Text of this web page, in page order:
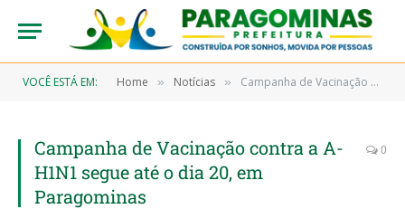
VOCÊ ESTÁ EM: Home » Notícias » Campanha de Vacinação contra a A-H1N1 segue até o dia 20, em Paragominas
Campanha de Vacinação contra a A-
H1N1 segue até o dia 20, em
Paragominas
0